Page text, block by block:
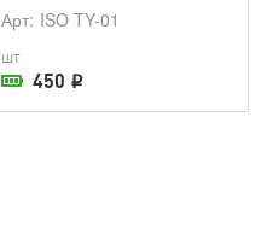
В наличии в магазине
Арт: ISO TY-01
шт
450 i